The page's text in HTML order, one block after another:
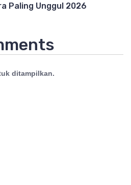
Paling Unggul 2026
ditampilkan.